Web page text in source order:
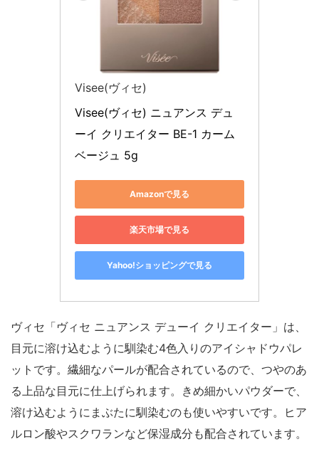
Visee(ヴィセ)
Visee(ヴィセ) ニュアンス デュ
ーイ クリエイター BE-1 カーム
ベージュ 5g
Amazonで見る
楽天市場で見る
Yahoo!ショッピングで見る
ヴィセ「ヴィセ ニュアンス デューイ クリエイター」は、
目元に溶け込むように馴染む4色入りのアイシャドウパレ
ットです。繊細なパールが配合されているので、つやのあ
る上品な目元に仕上げられます。きめ細かいパウダーで、
溶け込むようにまぶたに馴染むのも使いやすいです。ヒア
ルロン酸やスクワランなど保湿成分も配合されています。